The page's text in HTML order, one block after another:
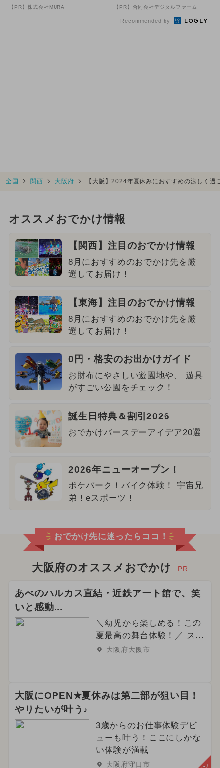
致』する方法
【PR】株式会社MURA 【PR】合同会社デジタルファーム
Recommended by
全国 関西 大阪府 【大阪】2024年夏休みにおすすめの涼しく
オススメおでかけ情報
【関西】注目のおでかけ情報
8月におすすめのおでかけ先を厳
選してお届け！
【東海】注目のおでかけ情報
8月におすすめのおでかけ先を厳
選してお届け！
0円・格安のお出かけガイド
お財布にやさしい遊園地や、 遊具
がすごい公園をチェック！
誕生日特典＆割引2026
おでかけバースデーアイデア20選
2026年ニューオープン！
ポケパーク！バイク体験！ 宇宙兄
弟！eスポーツ！
おでかけ先に迷ったらココ！
大阪府のオススメおでかけ PR
あべのハルカス直結・近鉄アート館で、笑
いと感動...
＼幼児から楽しめる！この
夏最高の舞台体験！／ ス...
大阪府大阪市
大阪にOPEN★夏休みは第二部が狙い目！
やりたいが叶う♪
3歳からのお仕事体験デビ
ューも叶う！ここにしかな
い体験が満載
大阪府守口市